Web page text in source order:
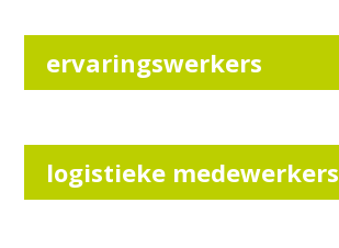
ervaringswerkers
logistieke medewerkers